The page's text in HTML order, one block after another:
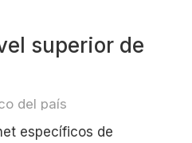
superior de
del país
específicos de